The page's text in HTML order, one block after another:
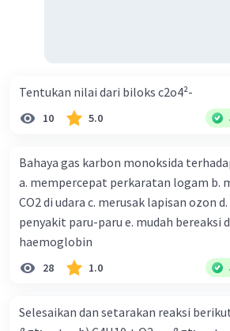
Tentukan nilai dari biloks c2o4²-
10 5.0
Bahaya gas karbon monoksida
a. mempercepat perkaratan logam b. mengurangi kadar
CO2 di udara c. merusak lapisan ozon d. menyebabkan
penyakit paru-paru e. mudah bereaksi dengan
haemoglobin
28 1.0
Selesaikan dan setarakan reaksi